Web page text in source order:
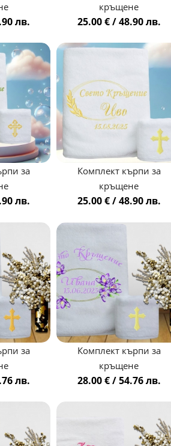
лв.
кръщене
25.00 € / 48.90 лв.
за
лв.
Комплект кърпи за
кръщене
25.00 € / 48.90 лв.
за
лв.
Комплект кърпи за
кръщене
28.00 € / 54.76 лв.